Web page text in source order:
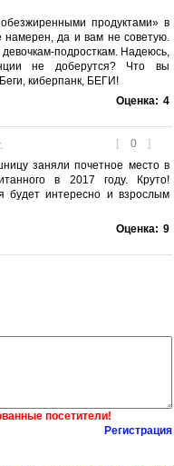
продуктами» в
намерен, да и вам не советую.
подросткам. Надеюсь,
не доберутся? Что вы
киберпанк, БЕГИ!
Оценка: 4
[ 0 ]
заняли почетное место в
в 2017 году. Круто!
будет интересно и взрослым
Оценка: 9
посетители!
Регистрация